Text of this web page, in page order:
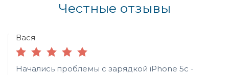
Честные отзывы
Вася
Начались проблемы с зарядкой iPhone 5c -